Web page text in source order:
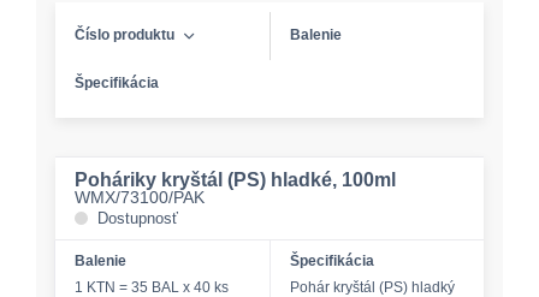
Číslo produktu Balenie
Špecifikácia
Poháriky kryštál (PS) hladké, 100ml
WMX/73100/PAK
Dostupnosť
Balenie
1 KTN = 35 BAL x 40 ks
Špecifikácia
Pohár kryštál (PS) hladký